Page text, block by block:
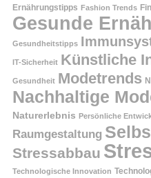
Ernährungstipps Fashion Trends
Gesunde
Gesundheitstipps
IT-Sicherheit Künstliche
Gesundheit Modetrends
Nachhaltige
Naturerlebnis Persönliche
Raumgestaltung
Stressabbau
Technologische Innovation